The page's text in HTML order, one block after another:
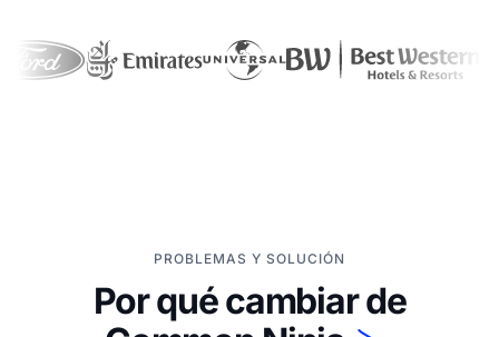
PROBLEMAS Y SOLUCIÓN
Por qué cambiar de